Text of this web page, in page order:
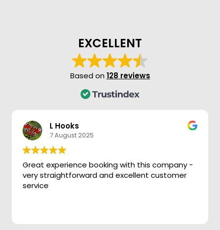
EXCELLENT
Based on 128 reviews
L Hooks
7 August 2025
Great experience booking with this company -
very straightforward and excellent customer
service